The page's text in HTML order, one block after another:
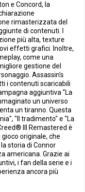
e Concord, la
rimasterizzata del
di contenuti. I
più alta, texture
effetti grafici. Inoltre,
come una
gestione del
Assassin's
i contenuti scaricabili
aggiuntiva "La
un universo
un tiranno. Questa
"Il tradimento" e "La
III Remastered è
originale, che
storia di Connor
americana. Grazie ai
i fan della serie e i
ancora più